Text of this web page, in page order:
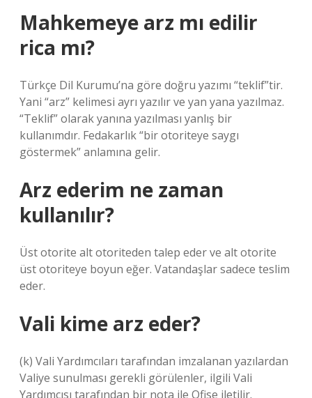
Mahkemeye arz mı edilir
rica mı?
Türkçe Dil Kurumu’na göre doğru yazımı “teklif”tir.
Yani “arz” kelimesi ayrı yazılır ve yan yana yazılmaz.
“Teklif” olarak yanına yazılması yanlış bir
kullanımdır. Fedakarlık “bir otoriteye saygı
göstermek” anlamına gelir.
Arz ederim ne zaman
kullanılır?
Üst otorite alt otoriteden talep eder ve alt otorite
üst otoriteye boyun eğer. Vatandaşlar sadece teslim
eder.
Vali kime arz eder?
(k) Vali Yardımcıları tarafından imzalanan yazılardan
Valiye sunulması gerekli görülenler, ilgili Vali
Yardımcısı tarafından bir nota ile Ofise iletilir.